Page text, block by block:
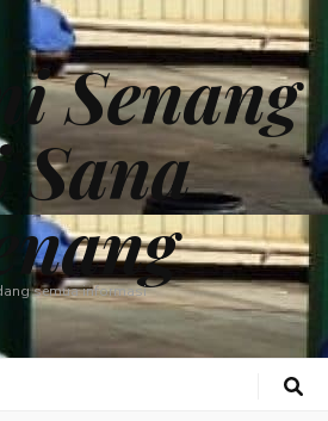
Senang
Sana
semua informasi